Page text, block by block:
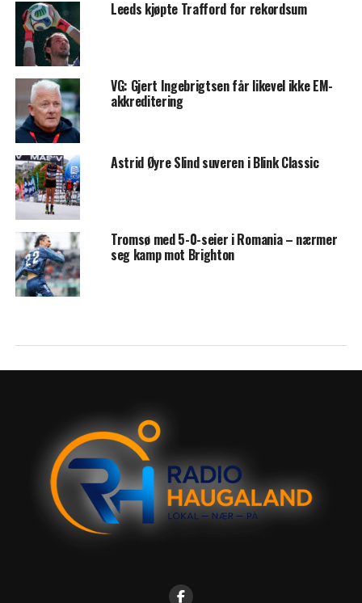
Leeds kjøpte Trafford for rekordsum
VG: Gjert Ingebrigtsen får likevel ikke EM-
akkreditering
Astrid Øyre Slind suveren i Blink Classic
Tromsø med 5-0-seier i Romania – nærmer
seg kamp mot Brighton